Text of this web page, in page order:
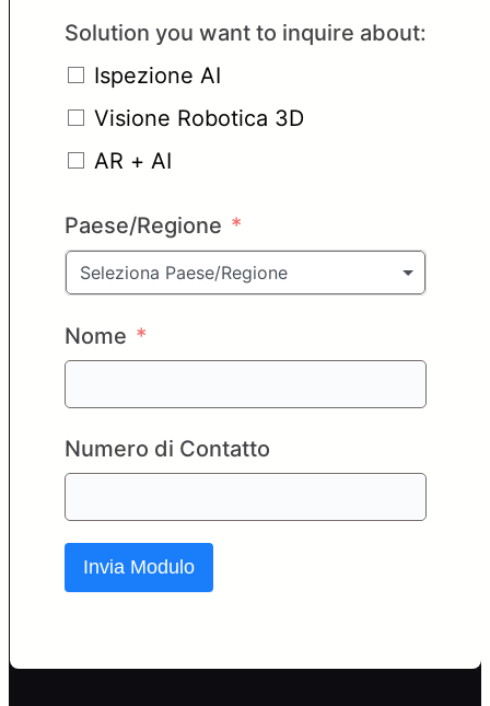
Solution you want to inquire about:
Ispezione AI
Visione Robotica 3D
AR + AI
Paese/Regione
Seleziona Paese/Regione
Nome
Numero di Contatto
Invia Modulo